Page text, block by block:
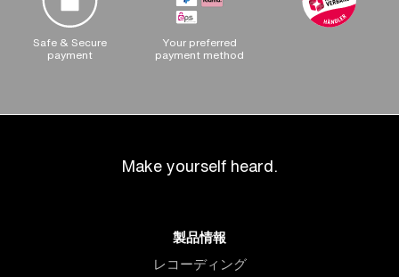
Safe & Secure
payment
Your preferred
payment method
Make yourself heard.
製品情報
レコーディング